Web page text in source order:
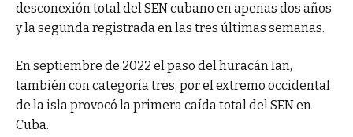
desconexión total del SEN cubano en apenas dos años
y la segunda registrada en las tres últimas semanas.
En septiembre de 2022 el paso del huracán Ian,
también con categoría tres, por el extremo occidental
de la isla provocó la primera caída total del SEN en
Cuba.